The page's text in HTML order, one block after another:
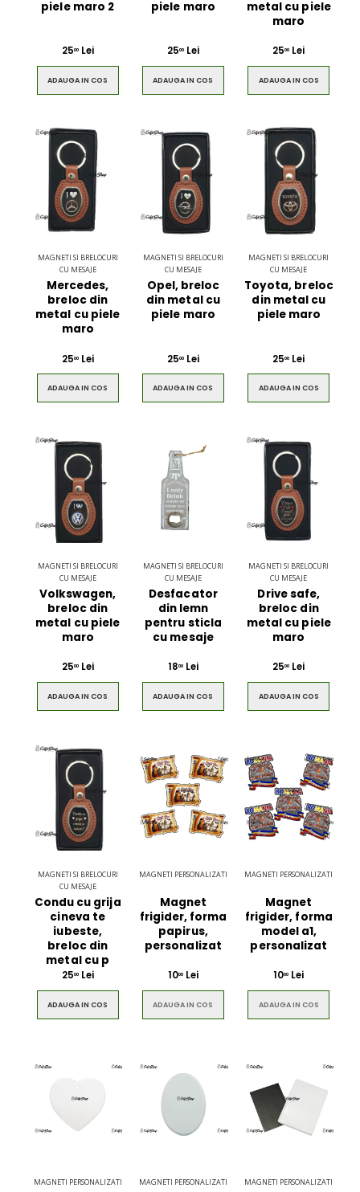
piele maro 2
2500Lei
ADAUGA IN COS
piele maro
2500Lei
ADAUGA IN COS
metal cu piele
maro
2500 Lei
ADAUGA IN COS
MAGNETI SI BRELOCURI
CU MESAJE
Mercedes,
breloc din
metal cu piele
maro
2500Lei
ADAUGA IN COS
MAGNETI SI BRELOCURI
CU MESAJE
Opel, breloc
din metal cu
piele maro
2500Lei
ADAUGA IN COS
MAGNETI SI BRELOCURI
CU MESAJE
Toyota, breloc
din metal cu
piele maro
2500 Lei
ADAUGA IN COS
MAGNETI SI BRELOCURI
CU MESAJE
Volkswagen,
breloc din
metal cu piele
maro
2500Lei
ADAUGA IN COS
MAGNETI SI BRELOCURI
CU MESAJE
Desfacator
din lemn
pentru sticla
cu mesaje
1800Lei
ADAUGA IN COS
MAGNETI SI BRELOCURI
CU MESAJE
Drive safe,
breloc din
metal cu piele
maro
2500 Lei
ADAUGA IN COS
MAGNETI SI BRELOCURI
CU MESAJE
Condu cu grija
cineva te
iubeste,
breloc din
metal cu p
2500Lei
ADAUGA IN COS
MAGNETI PERSONALIZATI
Magnet
frigider, forma
papirus,
personalizat
1000Lei
ADAUGA IN COS
MAGNETI PERSONALIZATI
Magnet
frigider, forma
model a1,
personalizat
1000 Lei
ADAUGA IN COS
MAGNETI PERSONALIZATI MAGNETI PERSONALIZATI MAGNETI PERSONALIZATI